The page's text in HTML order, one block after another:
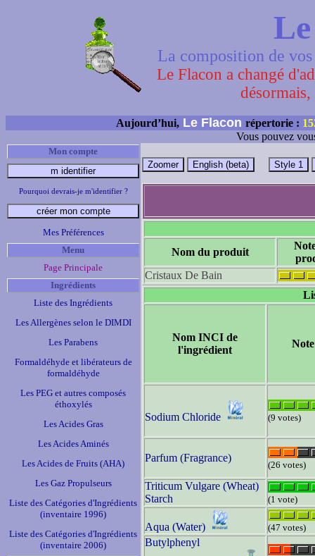
La composition de
Le Flacon a changé
Aujourd’hui, Le Flacon répertorie :
Vous pouvez
Mon compte
Pourquoi devrais-je m'identifier ?
Mes Préférences
Menu
Page Principale
Ingrédients
Liste des Ingrédients
Les Allergènes selon le DIMDI
Les Parabens
Formaldéhyde et libérateurs de
formaldéhyde
Les PEG et autres composés
éthoxylés
Les Acides Gras
Les Acides Aminés
Les Acides de Fruits (AHA)
Les Gaz Propulseurs
Liste des Catégories d'Ingrédients
(inventaire 1996)
Liste des Catégories d'Ingrédients
(inventaire 2006)
Nom du produit
Cristaux De Bain
Nom INCI de
l'ingrédient
Note
Sodium Chloride (9 votes)
Parfum (Fragrance)
(26 votes)
Triticum Vulgare (Wheat)
Starch
(1 vote)
Aqua (Water) (47 votes)
Butylphenyl